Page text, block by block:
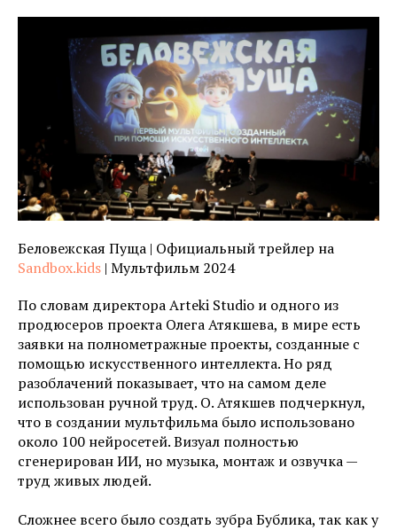
Беловежская Пуща | Официальный трейлер на
Sandbox.kids | Мультфильм 2024
По словам директора Arteki Studio и одного из
продюсеров проекта Олега Атякшева, в мире есть
заявки на полнометражные проекты, созданные с
помощью искусственного интеллекта. Но ряд
разоблачений показывает, что на самом деле
использован ручной труд. О. Атякшев подчеркнул,
что в создании мультфильма было использовано
около 100 нейросетей. Визуал полностью
сгенерирован ИИ, но музыка, монтаж и озвучка —
труд живых людей.
Сложнее всего было создать зубра Бублика, так как у